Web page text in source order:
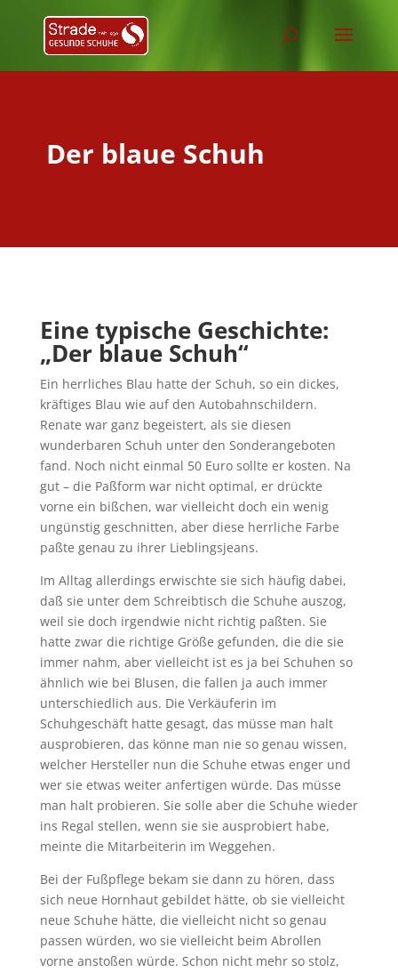
Der blaue Schuh
Eine typische Geschichte:
„Der blaue Schuh“
Ein herrliches Blau hatte der Schuh, so ein dickes,
kräftiges Blau wie auf den Autobahnschildern.
Renate war ganz begeistert, als sie diesen
wunderbaren Schuh unter den Sonderangeboten
fand. Noch nicht einmal 50 Euro sollte er kosten. Na
gut – die Paßform war nicht optimal, er drückte
vorne ein bißchen, war vielleicht doch ein wenig
ungünstig geschnitten, aber diese herrliche Farbe
paßte genau zu ihrer Lieblingsjeans.
Im Alltag allerdings erwischte sie sich häufig dabei,
daß sie unter dem Schreibtisch die Schuhe auszog,
weil sie doch irgendwie nicht richtig paßten. Sie
hatte zwar die richtige Größe gefunden, die die sie
immer nahm, aber vielleicht ist es ja bei Schuhen so
ähnlich wie bei Blusen, die fallen ja auch immer
unterschiedlich aus. Die Verkäuferin im
Schuhgeschäft hatte gesagt, das müsse man halt
ausprobieren, das könne man nie so genau wissen,
welcher Hersteller nun die Schuhe etwas enger und
wer sie etwas weiter anfertigen würde. Das müsse
man halt probieren. Sie solle aber die Schuhe wieder
ins Regal stellen, wenn sie sie ausprobiert habe,
meinte die Mitarbeiterin im Weggehen.
Bei der Fußpflege bekam sie dann zu hören, dass
sich neue Hornhaut gebildet hätte, ob sie vielleicht
neue Schuhe hätte, die vielleicht nicht so genau
passen würden, wo sie vielleicht beim Abrollen
vorne anstoßen würde. Schon nicht mehr so stolz,